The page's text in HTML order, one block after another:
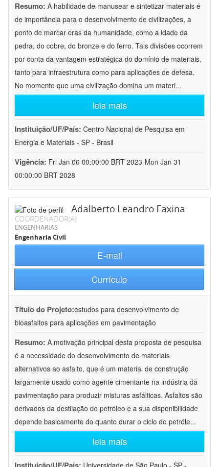
Resumo: A habilidade de manusear e sintetizar materiais é
de importância para o desenvolvimento de civilizações, a
ponto de marcar eras da humanidade, como a idade da
pedra, do cobre, do bronze e do ferro. Tais divisões ocorrem
por conta da vantagem estratégica do domínio de materiais,
tanto para infraestrutura como para aplicações de defesa.
No momento que uma civilização domina um materi...
leia mais
Instituição/UF/País: Centro Nacional de Pesquisa em
Energia e Materiais - SP - Brasil
Vigência: Fri Jan 06 00:00:00 BRT 2023-Mon Jan 31
00:00:00 BRT 2028
Adalberto Leandro Faxina
COORDENADOR(A)
ENGENHARIAS
Engenharia Civil
E-mail
Currículo
Título do Projeto:estudos para desenvolvimento de
bioasfaltos para aplicações em pavimentação
Resumo: A motivação principal desta proposta de pesquisa
é a necessidade do desenvolvimento de materiais
alternativos ao asfalto, que é um material de construção
largamente usado como agente cimentante na indústria da
pavimentação para produzir misturas asfálticas. Asfaltos são
derivados da destilação do petróleo e a sua disponibilidade
depende basicamente do quanto durar o ciclo do petróle...
leia mais